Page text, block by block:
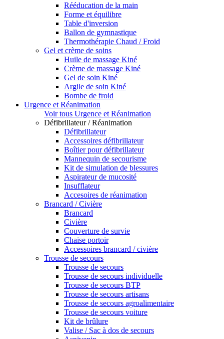
Rééducation de la main
Forme et équilibre
Table d'inversion
Ballon de gymnastique
Thermothérapie Chaud / Froid
Gel et crème de soins
Huile de massage Kiné
Crème de massage Kiné
Gel de soin Kiné
Argile de soin Kiné
Bombe de froid
Urgence et Réanimation
Voir tous Urgence et Réanimation
Défibrillateur / Réanimation
Défibrillateur
Accessoires défibrillateur
Boîtier pour défibrillateur
Mannequin de secourisme
Kit de simulation de blessures
Aspirateur de mucosité
Insufflateur
Accesoires de réanimation
Brancard / Civière
Brancard
Civière
Couverture de survie
Chaise portoir
Accessoires brancard / civière
Trousse de secours
Trousse de secours
Trousse de secours individuelle
Trousse de secours BTP
Trousse de secours artisans
Trousse de secours agroalimentaire
Trousse de secours voiture
Kit de brûlure
Valise / Sac à dos de secours